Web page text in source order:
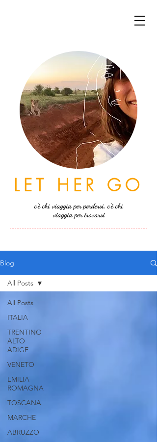
LET HER GO
c'è chi viaggia per perdersi, c'è chi
viaggia per trovarsi
Blog
All Posts
ITALIA
TRENTINO
ALTO
ADIGE
VENETO
EMILIA
ROMAGNA
TOSCANA
MARCHE
ABRUZZO
All Posts